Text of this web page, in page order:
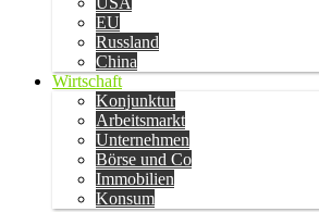
EU
Russland
China
Wirtschaft
Konjunktur
Arbeitsmarkt
Unternehmen
Börse und Co
Immobilien
Konsum